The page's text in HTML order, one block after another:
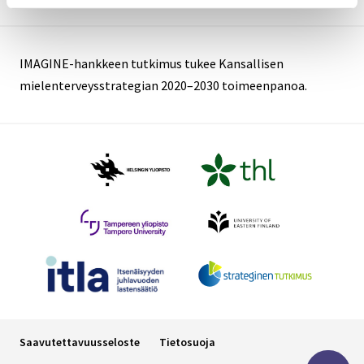
IMAGINE-hankkeen tutkimus tukee Kansallisen
mielenterveysstrategian 2020–2030 toimeenpanoa.
Saavutettavuusseloste Tietosuoja